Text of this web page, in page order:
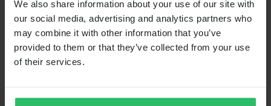
We also share information about your use of our site with
our social media, advertising and analytics partners who
may combine it with other information that you’ve
provided to them or that they’ve collected from your use
of their services.Niet op voorraad